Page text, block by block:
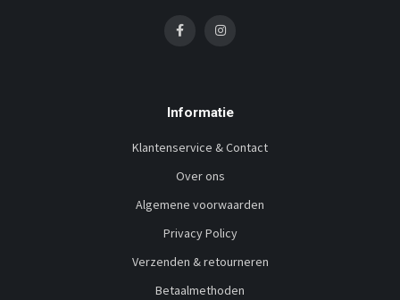
Informatie
Klantenservice & Contact
Over ons
Algemene voorwaarden
Privacy Policy
Verzenden & retourneren
Betaalmethoden